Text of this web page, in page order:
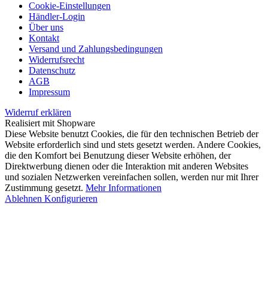
Cookie-Einstellungen
Händler-Login
Über uns
Kontakt
Versand und Zahlungsbedingungen
Widerrufsrecht
Datenschutz
AGB
Impressum
Widerruf erklären
Realisiert mit Shopware
Diese Website benutzt Cookies, die für den technischen Betrieb der
Website erforderlich sind und stets gesetzt werden. Andere Cookies,
die den Komfort bei Benutzung dieser Website erhöhen, der
Direktwerbung dienen oder die Interaktion mit anderen Websites
und sozialen Netzwerken vereinfachen sollen, werden nur mit Ihrer
Zustimmung gesetzt. Mehr Informationen
Ablehnen Konfigurieren